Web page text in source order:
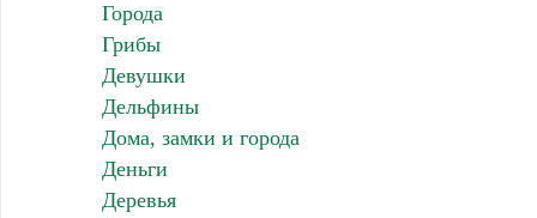
Города
Грибы
Девушки
Дельфины
Дома, замки и города
Деньги
Деревья